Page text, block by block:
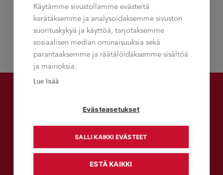
Tilaa kalenteriin
Talement-asiakaslehti
Käytämme sivustollamme evästeitä
kerätäksemme ja analysoidaksemme sivuston
suorituskykyä ja käyttöä, tarjotaksemme
sosiaalisen median ominaisuuksia sekä
parantaaksemme ja räätälöidäksemme sisältöä
ja mainoksia.
Lue lisää
Evästeasetukset
SALLI KAIKKI EVÄSTEET
ESTÄ KAIKKI